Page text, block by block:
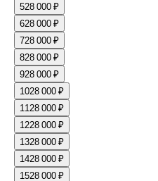
528 000 ₽
628 000 ₽
728 000 ₽
828 000 ₽
928 000 ₽
1028 000 ₽
1128 000 ₽
1228 000 ₽
1328 000 ₽
1428 000 ₽
1528 000 ₽